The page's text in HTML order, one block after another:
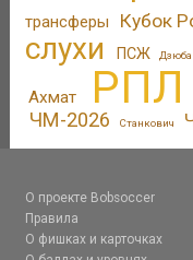
трансферы
Кубок
слухи
ПСЖ Дзюба
Ахмат РПЛ
ЧМ-2026 Станкович
О проекте Bobsoccer
Правила
О фишках и карточках